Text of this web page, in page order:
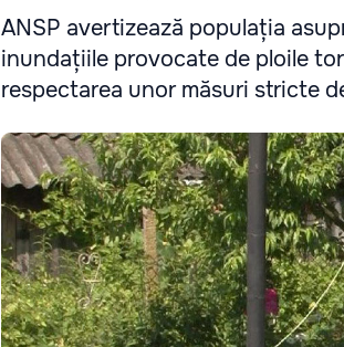
ANSP avertizează populația
inundațiile provocate de ploile
respectarea unor măsuri stricte